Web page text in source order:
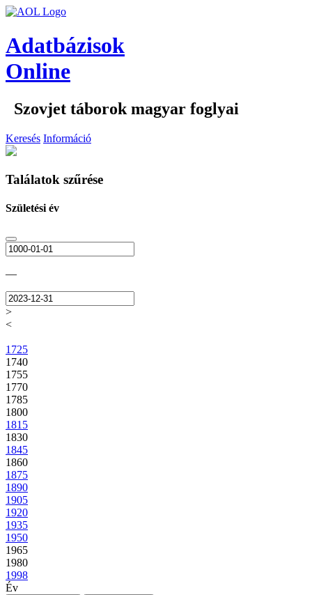
Adatbázisok
Online
Szovjet táborok magyar foglyai
Keresés Információ
Találatok szűrése
Születési év
—
>
<
1725
1740
1755
1770
1785
1800
1815
1830
1845
1860
1875
1890
1905
1920
1935
1950
1965
1980
1998
Év